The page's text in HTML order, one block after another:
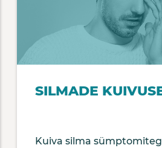
SILMADE
Kuiva silma